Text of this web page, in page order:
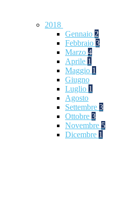
2018
Gennaio 2
Febbraio 3
Marzo 4
Aprile 1
Maggio 1
Giugno
Luglio 1
Agosto
Settembre 3
Ottobre 3
Novembre 5
Dicembre 1